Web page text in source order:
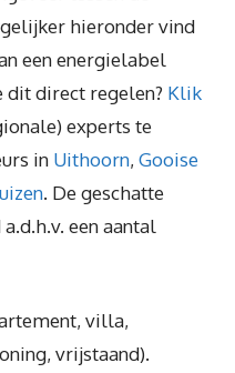
hieronder vind
een energielabel
dit direct regelen? Klik
experts te
in Uithoorn, Gooise
. De geschatte
een aantal
villa,
vrijstaand).